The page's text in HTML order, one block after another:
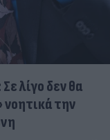
λίγο δεν θα
την